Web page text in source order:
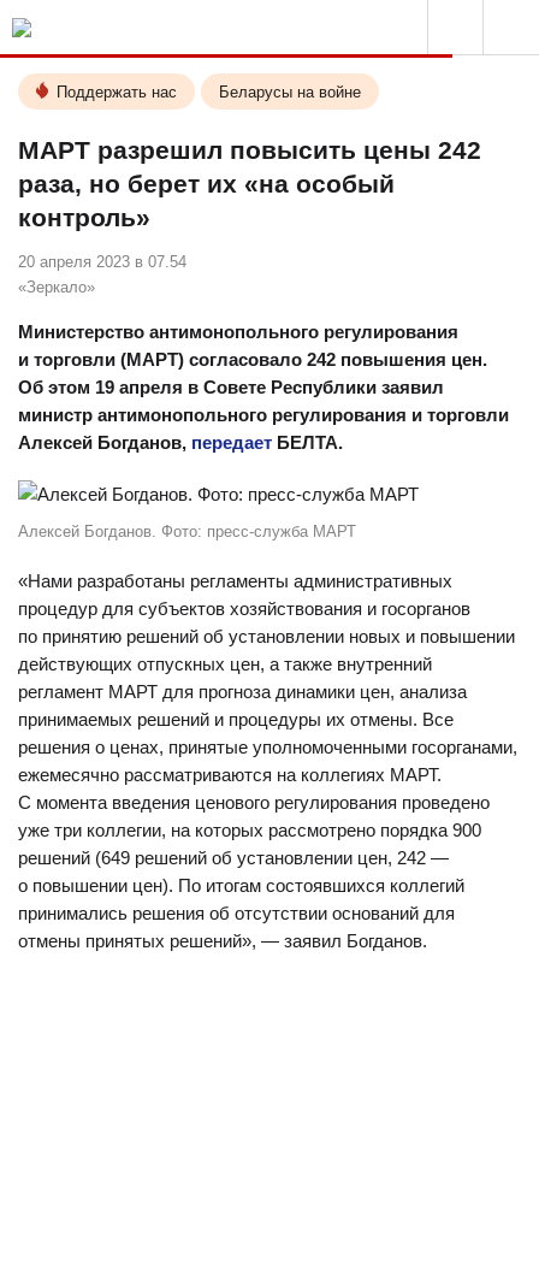
Поддержать нас Беларусы на войне
МАРТ разрешил повысить цены 242
раза, но берет их «на особый
контроль»
20 апреля 2023 в 07.54
«Зеркало»
Министерство антимонопольного регулирования
и торговли (МАРТ) согласовало 242 повышения цен.
Об этом 19 апреля в Совете Республики заявил
министр антимонопольного регулирования и торговли
Алексей Богданов, передает БЕЛТА.
Алексей Богданов. Фото: пресс-служба МАРТ
«Нами разработаны регламенты административных
процедур для субъектов хозяйствования и госорганов
по принятию решений об установлении новых и повышении
действующих отпускных цен, а также внутренний
регламент МАРТ для прогноза динамики цен, анализа
принимаемых решений и процедуры их отмены. Все
решения о ценах, принятые уполномоченными госорганами,
ежемесячно рассматриваются на коллегиях МАРТ.
С момента введения ценового регулирования проведено
уже три коллегии, на которых рассмотрено порядка 900
решений (649 решений об установлении цен, 242 —
о повышении цен). По итогам состоявшихся коллегий
принимались решения об отсутствии оснований для
отмены принятых решений», — заявил Богданов.